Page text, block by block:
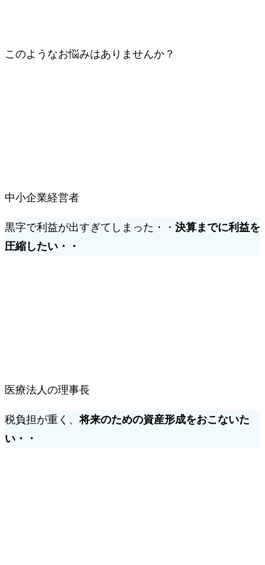
このようなお悩みはありませんか？
中小企業経営者
黒字で利益が出すぎてしまった・・ 決算までに利益を
圧縮したい・・
医療法人の理事長
税負担が重く、将来のための資産形成をおこないた
い・・